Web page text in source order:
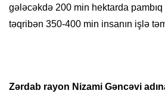
gələcəkdə 200 min hektarda
təqribən 350-400 min insanın işlə
Zərdab rayon Nizami Gəncəvi